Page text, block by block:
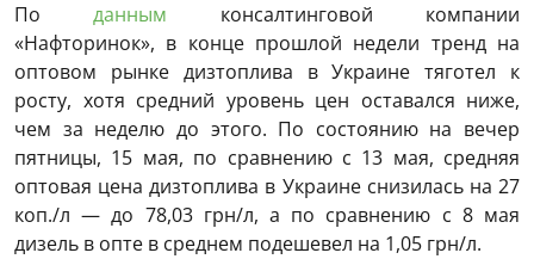
Поданным консалтинговой компании
«Нафторинок», в конце прошлой недели тренд на
оптовом рынке дизтоплива в Украине тяготел к
росту, хотя средний уровень цен оставался ниже,
чем за неделю до этого. По состоянию на вечер
пятницы, 15 мая, по сравнению с 13 мая, средняя
оптовая цена дизтоплива в Украине снизилась на 27
коп./л — до 78,03 грн/л, а по сравнению с 8 мая
дизель в опте в среднем подешевел на 1,05 грн/л.